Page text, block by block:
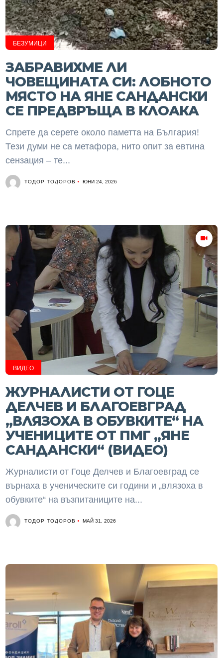
БЕЗУМИЦИ
ЗАБРАВИХМЕ ЛИ
ЧОВЕЩИНАТА СИ: ЛОБНОТО
МЯСТО НА ЯНЕ САНДАНСКИ
СЕ ПРЕДВРЪЩА В КЛОАКА
Спрете да серете около паметта на България!
Тези думи не са метафора, нито опит за евтина
сензация – те...
ТОДОР ТОДОРОВ ЮНИ 24, 2026
ВИДЕО
ЖУРНАЛИСТИ ОТ ГОЦЕ
ДЕЛЧЕВ И БЛАГОЕВГРАД
„ВЛЯЗОХА В ОБУВКИТЕ“ НА
УЧЕНИЦИТЕ ОТ ПМГ „ЯНЕ
САНДАНСКИ“ (ВИДЕО)
Журналисти от Гоце Делчев и Благоевград се
върнаха в ученическите си години и „влязоха в
обувките“ на възпитаниците на...
ТОДОР ТОДОРОВ МАЙ 31, 2026